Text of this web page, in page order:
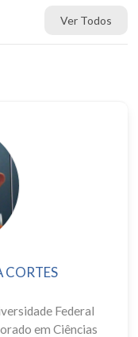
Ver Todos
CORTES
Federal
em Ciências